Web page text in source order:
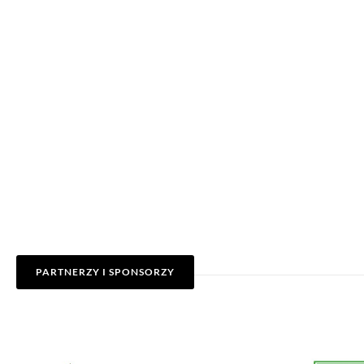
PARTNERZY I SPONSORZY